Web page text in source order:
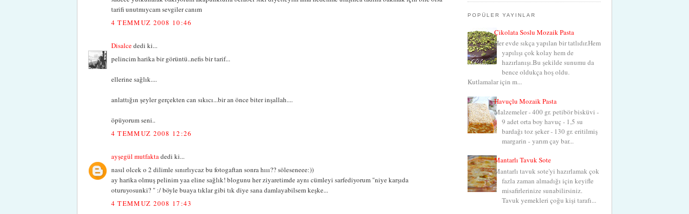
tarifi unutmıycam sevgiler canım
4 TEMMUZ 2008 10:46
Disalcededi ki...
pelincim harika bir görüntü..nefis bir tarif...
ellerine sağlık....
anlattığın şeyler gerçekten can sıkıcı...bir an önce biter inşallah....
öpüyorum seni..
4 TEMMUZ 2008 12:26
ayşegül mutfakta dedi ki...
nasıl olcek o 2 dilimle sınırlıycaz bu fotogaftan sonra hııı?? söleseneee:))
ay harika olmuş pelinim yaa eline sağlık! blogunu her ziyaretimde aynı cümleyi sarfediyorum "niye karşıda
oturuyosunki? " :/ böyle buaya tıklar gibi tık diye sana damlayabilsem keşke...
4 TEMMUZ 2008 17:43
POPÜLER YAYINLAR
Çikolata Soslu Mozaik Pasta
Her evde sıkça yapılan bir tatlıdır.Hem
yapılışı çok kolay hem de
hazırlanışı.Bu şekilde sunumu da
bence oldukça hoş oldu.
Kutlamalar için m...
Havuçlu Mozaik Pasta
Malzemeler - 400 gr. petibör bisküvi -
9 adet orta boy havuç - 1,5 su
bardağı toz şeker - 130 gr. eritilmiş
margarin - yarım çay bar...
Mantarlı Tavuk Sote
Mantarlı tavuk sote'yi hazırlamak çok
fazla zaman almadığı için keyifle
misafirlerinize sunabilirsiniz.
Tavuk yemekleri çoğu kişi tarafı...